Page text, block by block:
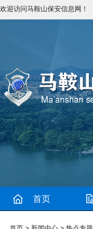
欢迎访问马鞍山保安信息网！
首页